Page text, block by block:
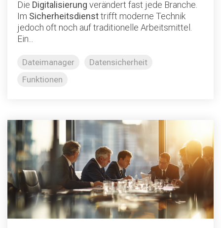
Die Digitalisierung verändert fast jede Branche.
Im Sicherheitsdiensttrifft moderne Technik
jedoch oft noch auf traditionelle Arbeitsmittel.
Ein...
Dateimanager
Datensicherheit
Funktionen